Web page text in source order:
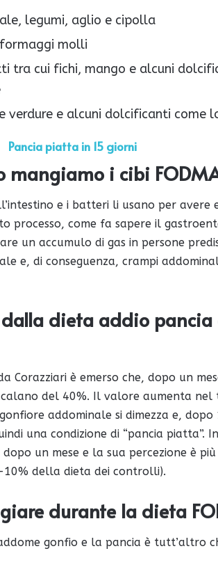
legumi, aglio e cipolla
molli
tra cui fichi, mango e alcuni
verdure e alcuni dolcificanti come
Pancia piatta in 15 giorni
mangiamo i cibi
e i batteri li usano per avere
processo, come fa sapere il
un accumulo di gas in persone
e, di conseguenza, crampi
dieta addio
Corazziari è emerso che, dopo un
calano del 40%. Il valore aumenta
addominale si dimezza e, dopo
una condizione di “pancia piatta”.
un mese e la sua percezione è
della dieta dei controlli).
durante la dieta
gonfio e la pancia è tutt’altro